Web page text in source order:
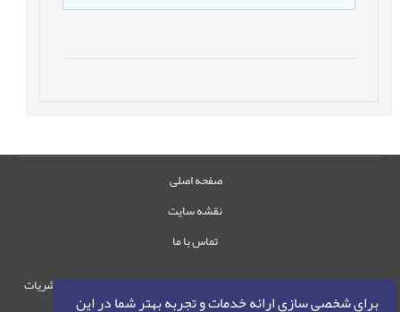
برای شخصی سازی ارائه خدمات و تجربه بهتر شما در این
صفحه اصلی
نقشه سایت
تماس با ما
حقوق این وب‌سایت متعلق به سامانه مدیریت نشریات
رایمگ است.